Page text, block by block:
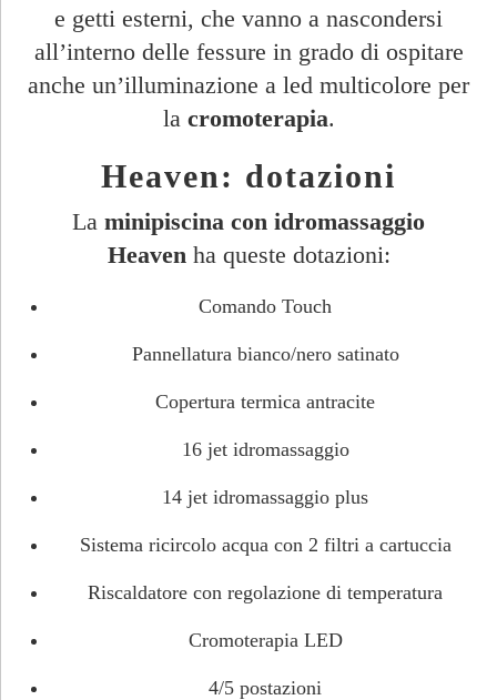
e getti esterni, che vanno a nascondersi
all’interno delle fessure in grado di ospitare
anche un’illuminazione a led multicolore per
la cromoterapia.
Heaven: dotazioni
La minipiscina con idromassaggio
Heaven ha queste dotazioni:
Comando Touch
Pannellatura bianco/nero satinato
Copertura termica antracite
16 jet idromassaggio
14 jet idromassaggio plus
Sistema ricircolo acqua con 2 filtri a cartuccia
Riscaldatore con regolazione di temperatura
Cromoterapia LED
4/5 postazioni